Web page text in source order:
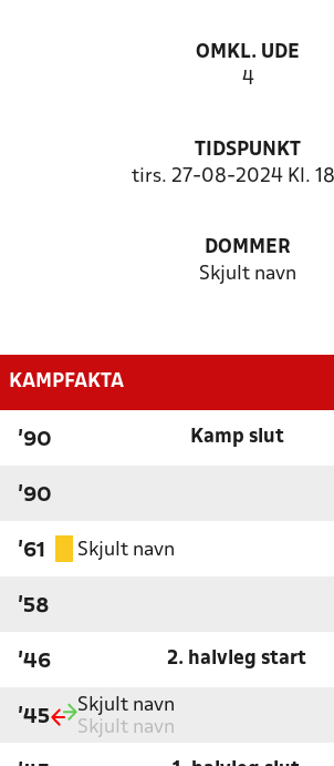
OMKL. UDE
4
TIDSPUNKT
tirs. 27-08-2024 Kl.
DOMMER
Skjult navn
KAMPFAKTA
'90 Kamp slut
'90
'61 Skjult navn
'58
'46 2. halvleg start
'45
Skjult navn
Skjult navn